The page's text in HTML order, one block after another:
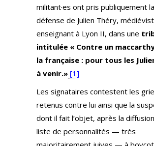
militant·es ont pris publiquement la
défense de Julien Théry,
enseignant à Lyon II, dans une
intitulée « Contre un
la française : pour tous les
à venir.» [1]
Les signataires contestent les
retenus contre lui ainsi que la
dont il fait l’objet, après la diffusion
liste de personnalités — très